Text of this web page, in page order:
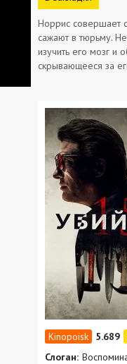
Норрис совершает
сажают в тюрьму.
изучить его мозг и
скрывающееся за
5.689
Слоган: